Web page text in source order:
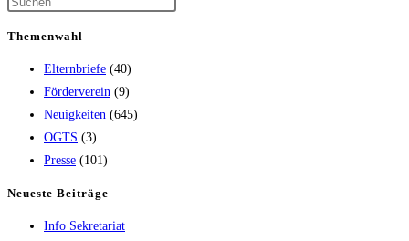
Themenwahl
Elternbriefe (40)
Förderverein (9)
Neuigkeiten (645)
OGTS (3)
Presse (101)
Neueste Beiträge
Info Sekretariat